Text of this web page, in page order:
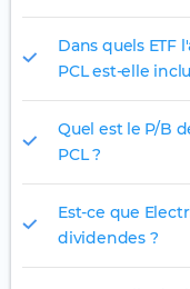
Dans quels ETF
PCL est-elle
Quel est le P/B
PCL ?
Est-ce que
dividendes ?